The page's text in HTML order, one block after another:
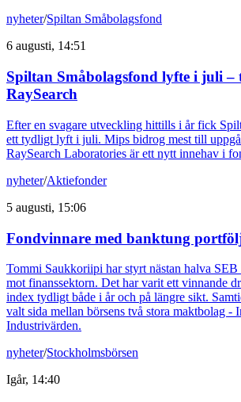
nyheter/Spiltan Småbolagsfond
6 augusti, 14:51
Spiltan Småbolagsfond lyfte i juli –
RaySearch
Efter en svagare utveckling hittills i år fick
ett tydligt lyft i juli. Mips bidrog mest till
RaySearch Laboratories är ett nytt innehav i
nyheter/Aktiefonder
5 augusti, 15:06
Fondvinnare med banktung
Tommi Saukkoriipi har styrt nästan halva
mot finanssektorn. Det har varit ett vinnande
index tydligt både i år och på längre sikt.
valt sida mellan börsens två stora maktbolag -
Industrivärden.
nyheter/Stockholmsbörsen
Igår, 14:40